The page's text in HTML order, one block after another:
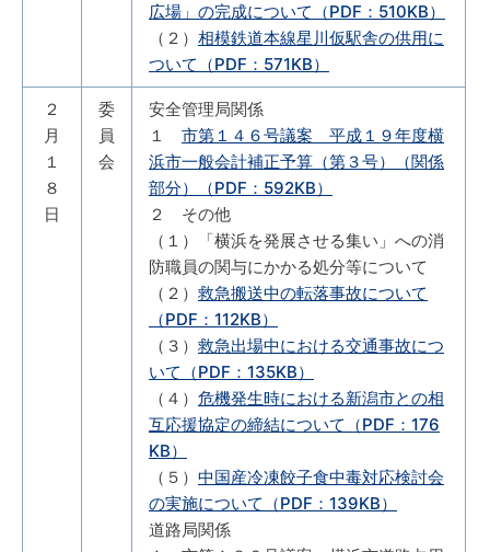
広場」の完成について（PDF：510KB）
（２） 相模鉄道本線星川仮駅舎の供用に
ついて（PDF：571KB）
２
月
１
８
日
委
員
会
安全管理局関係
１ 市第１４６号議案 平成１９年度横
浜市一般会計補正予算（第３号）（関係
部分）（PDF：592KB）
２ その他
（１）「横浜を発展させる集い」への消
防職員の関与にかかる処分等について
（２） 救急搬送中の転落事故について
（PDF：112KB）
（３） 救急出場中における交通事故につ
いて（PDF：135KB）
（４） 危機発生時における新潟市との相
互応援協定の締結について（PDF：176
KB）
（５） 中国産冷凍餃子食中毒対応検討会
の実施について（PDF：139KB）
道路局関係